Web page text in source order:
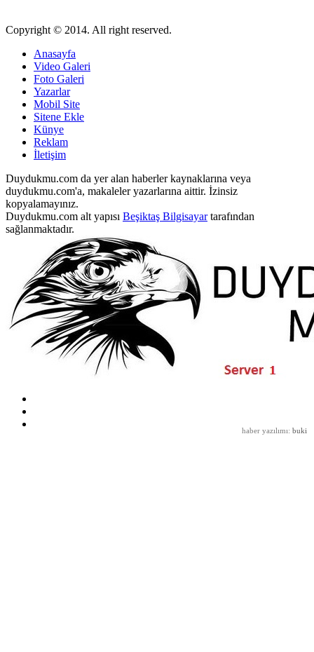
Copyright © 2014. All right reserved.
Anasayfa
Video Galeri
Foto Galeri
Yazarlar
Mobil Site
Sitene Ekle
Künye
Reklam
İletişim
Duydukmu.com da yer alan haberler kaynaklarına veya
duydukmu.com'a, makaleler yazarlarına aittir. İzinsiz
kopyalamayınız.
Duydukmu.com alt yapısı Beşiktaş Bilgisayartarafından
sağlanmaktadır.
haber yazılımı: buki